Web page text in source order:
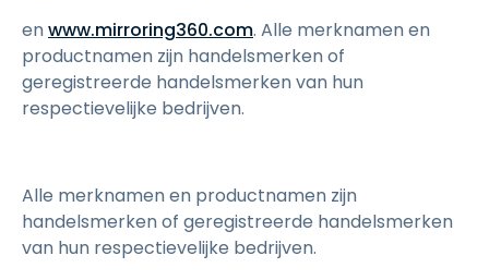
enwww.mirroring360.com. Alle merknamen en
productnamen zijn handelsmerken of
geregistreerde handelsmerken van hun
respectievelijke bedrijven.
Alle merknamen en productnamen zijn
handelsmerken of geregistreerde handelsmerken
van hun respectievelijke bedrijven.